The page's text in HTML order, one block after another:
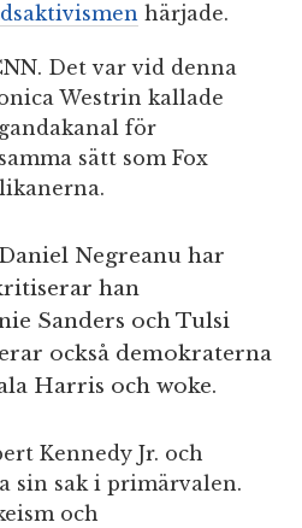
härjade.
Det var vid denna
Westrin kallade
för
sätt som Fox
Negreanu har
han
Sanders och Tulsi
också demokraterna
Harris och woke.
Kennedy Jr. och
sin sak i primärvalen.
och